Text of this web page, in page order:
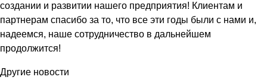
создании и развитии нашего предприятия! Клиентам и
партнерам спасибо за то, что все эти годы были с нами и,
надеемся, наше сотрудничество в дальнейшем
продолжится!
Другие новости